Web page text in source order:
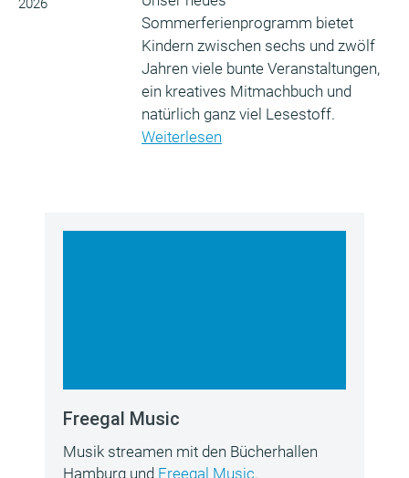
2026
Sommerferienprogramm bietet
Kindern zwischen sechs und zwölf
Jahren viele bunte Veranstaltungen,
ein kreatives Mitmachbuch und
natürlich ganz viel Lesestoff.
Weiterlesen
Freegal Music
Musik streamen mit den Bücherhallen
Hamburg und Freegal Music.